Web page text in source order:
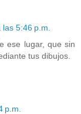
5:46 p.m.
ese lugar, que sin
tus dibujos.
p.m.